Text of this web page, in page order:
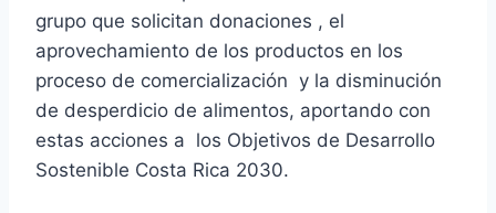
grupo que solicitan donaciones , el
aprovechamiento de los productos en los
proceso de comercialización y la disminución
de desperdicio de alimentos, aportando con
estas acciones a los Objetivos de Desarrollo
Sostenible Costa Rica 2030.